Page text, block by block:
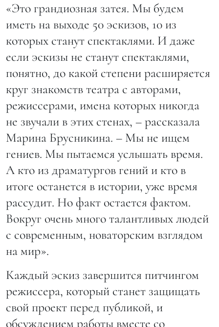
«Это грандиозная затея. Мы будем
иметь на выходе 50 эскизов, 10 из
которых станут спектаклями. И даже
если эскизы не станут спектаклями,
понятно, до какой степени расширяется
круг знакомств театра с авторами,
режиссерами, имена которых никогда
не звучали в этих стенах, – рассказала
Марина Брусникина. – Мы не ищем
гениев. Мы пытаемся услышать время.
А кто из драматургов гений и кто в
итоге останется в истории, уже время
рассудит. Но факт остается фактом.
Вокруг очень много талантливых людей
с современным, новаторским взглядом
на мир».
Каждый эскиз завершится питчингом
режиссера, который станет защищать
свой проект перед публикой, и
обсуждением работы вместе со